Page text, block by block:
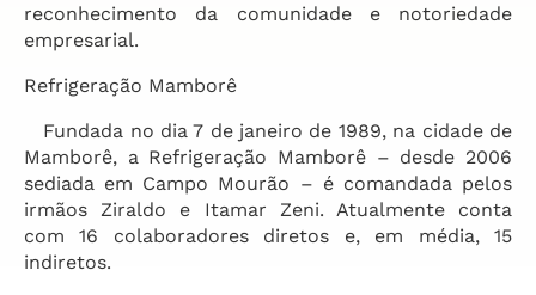
reconhecimento da comunidade e notoriedade
empresarial.
Refrigeração Mamborê
Fundada no dia 7 de janeiro de 1989, na cidade de
Mamborê, a Refrigeração Mamborê – desde 2006
sediada em Campo Mourão – é comandada pelos
irmãos Ziraldo e Itamar Zeni. Atualmente conta
com 16 colaboradores diretos e, em média, 15
indiretos.